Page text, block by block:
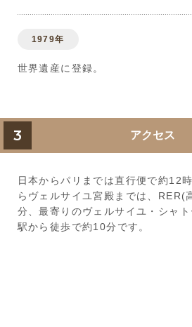
1979年
世界遺産に登録。
3 アクセス
日本からパリまでは直行便で約12
らヴェルサイユ宮殿までは、RER(
分、最寄りのヴェルサイユ・シャ
駅から徒歩で約10分です。